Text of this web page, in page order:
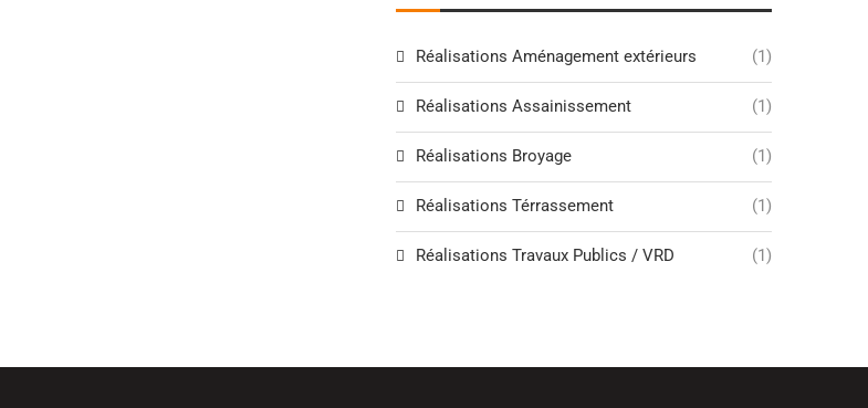
Réalisations Aménagement extérieurs (1)
Réalisations Assainissement (1)
Réalisations Broyage (1)
Réalisations Térrassement (1)
Réalisations Travaux Publics / VRD (1)